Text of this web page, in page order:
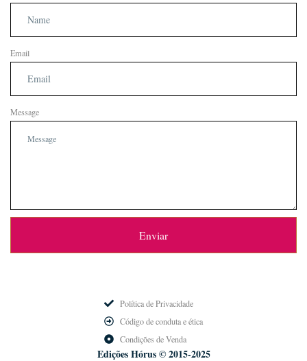
Email
Message
Enviar
Política de Privacidade
Código de conduta e ética
Condições de Venda
Edições Hórus © 2015-2025